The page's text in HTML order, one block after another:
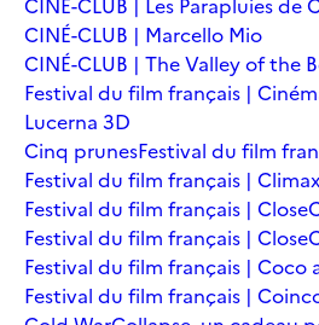
CINÉ-CLUB | Marcello Mio
CINÉ-CLUB | The Valley of the
Festival du film français |
Lucerna 3D
Cinq prunesFestival du film
Festival du film français | Climax
Festival du film français | Close
Festival du film français | Close
Festival du film français | Coco
Festival du film français |